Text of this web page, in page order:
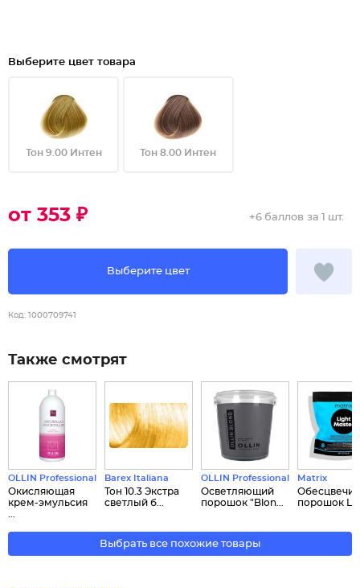
Выберите цвет товара
Тон 9.00 Интен Тон 8.00 Интен
от 353 ₽
Выберите цвет
+6 баллов за 1 шт.
Код: 1000709741
Также смотрят
OLLIN Professional
Окисляющая
крем-эмульсия
Barex Italiana
Тон 10.3 Экстра
светлый б...
OLLIN Professional
Осветляющий
порошок "Blon...
Matrix
порошок L...
Выбрать все похожие товары